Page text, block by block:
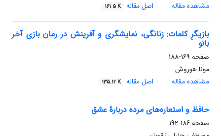
مشاهده مقاله
اصل مقاله 161.5 K
بازیگرِ کلمات: زنانگی، نمایشگری و آفرینش در رمان بازی آخر
بانو
صفحه 169-188
مونا هوروش
مشاهده مقاله
اصل مقاله 135.12 K
حافظ و استعاره‌های مرده دربارۀ عشق
صفحه 186-192